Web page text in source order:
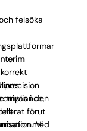
felsöka
med
precision
trivas i den
förut
Vi